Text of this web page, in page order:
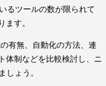
るツールの数が限られて
ます。
有無、自動化の方法、連
体制などを比較検討し、ニ
しょう。